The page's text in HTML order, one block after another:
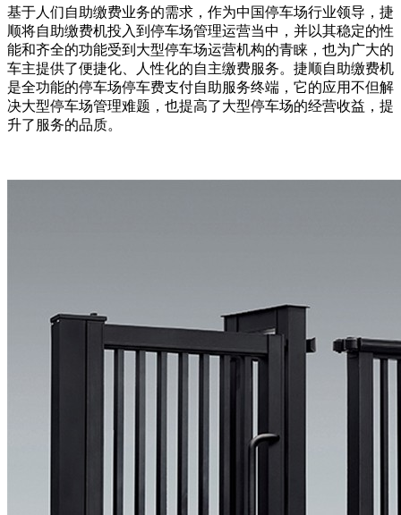
基于人们自助缴费业务的需求，作为中国停车场行业领导，捷
顺将自助缴费机投入到停车场管理运营当中，并以其稳定的性
能和齐全的功能受到大型停车场运营机构的青睐，也为广大的
车主提供了便捷化、人性化的自主缴费服务。捷顺自助缴费机
是全功能的停车场停车费支付自助服务终端，它的应用不但解
决大型停车场管理难题，也提高了大型停车场的经营收益，提
升了服务的品质。